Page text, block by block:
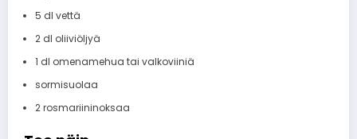
5 dl vettä
2 dl oliiviöljyä
1 dl omenamehua tai valkoviiniä
sormisuolaa
2 rosmariininoksaa